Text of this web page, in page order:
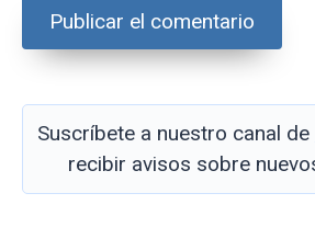
Suscríbete a nuestro canal de
recibir avisos sobre